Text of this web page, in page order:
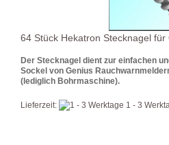
64 Stück Hekatron Stecknagel für
Der Stecknagel dient zur einfachen
Sockel von Genius
(lediglich Bohrmaschine).
Lieferzeit: 1 - 3